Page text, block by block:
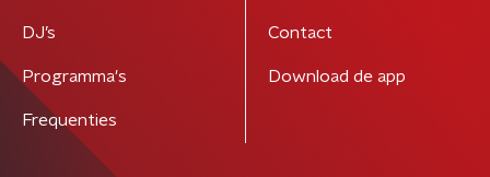
DJ’s
Programma's
Frequenties
Contact
Download de app